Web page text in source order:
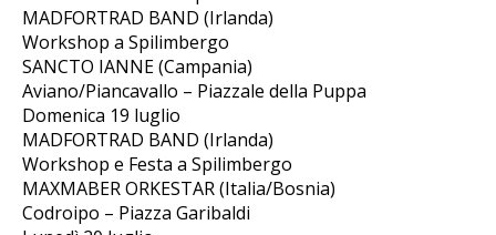
MADFORTRAD BAND (Irlanda)
Workshop a Spilimbergo
SANCTO IANNE (Campania)
Aviano/Piancavallo – Piazzale della Puppa
Domenica 19 luglio
MADFORTRAD BAND (Irlanda)
Workshop e Festa a Spilimbergo
MAXMABER ORKESTAR (Italia/Bosnia)
Codroipo – Piazza Garibaldi